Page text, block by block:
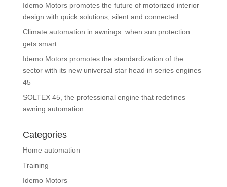
Idemo Motors promotes the future of motorized interior
design with quick solutions, silent and connected
Climate automation in awnings: when sun protection
gets smart
Idemo Motors promotes the standardization of the
sector with its new universal star head in series engines
45
SOLTEX 45, the professional engine that redefines
awning automation
Categories
Home automation
Training
Idemo Motors